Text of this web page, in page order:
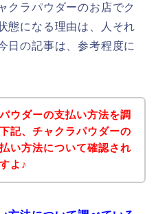
クラパウダーのお店でク
態になる理由は、人それ
日の記事は、参考程度に
ウダーの支払い方法を調
記、チャクラパウダーの
い方法について確認され
よ♪